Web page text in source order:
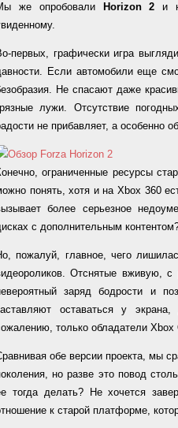
же опробовали
Horizon 2 и
первых, графически игра
Если автомобили еще
Не спасают даже
лужи. Отсутствие
не прибавляет, а особенно
ограниченные ресурсы
понять, хотя и на Xbox 360
более серьезное
с дополнительным
пожалуй, главное, чего
Отснятые вживую,
заряд бодрости и
оставаться у
только обладатели Xbox
обе версии проекта, мы
но разве это повод
тогда делать? Не хочется
к старой платформе,